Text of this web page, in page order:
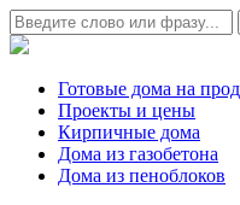
Готовые дома на
Проекты и цены
Кирпичные дома
Дома из газобетона
Дома из пеноблоков